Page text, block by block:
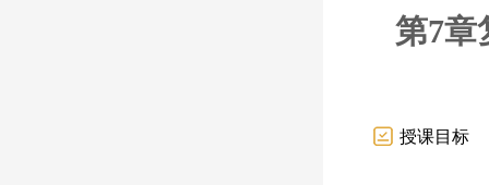
第7章
授课目标